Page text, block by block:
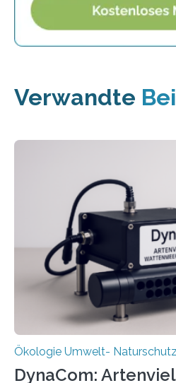
Verwandte
Ökologie Umwelt- Naturschutz
DynaCom: